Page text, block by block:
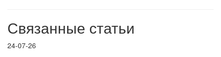
Связанные статьи
24-07-26